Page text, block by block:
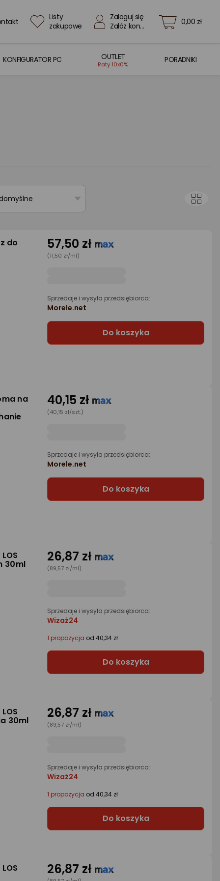
Listy
zakupowe
Zaloguj się
Załóż konto
0,00 zł
KONFIGURATOR PC OUTLET
Raty 10x0%
PORADNIKI
do 57,50 zł
(11,50 zł/ml)
Sprzedaje i wysyła przedsiębiorca:
Morele.net
Do koszyka
na 40,15 zł
(40,15 zł/szt.)
Sprzedaje i wysyła przedsiębiorca:
Morele.net
Do koszyka
30ml 26,87 zł
(89,57 zł/ml)
Sprzedaje i wysyła przedsiębiorca:
Wizaż24
1 propozycja od 40,34 zł
Do koszyka
30ml 26,87 zł
(89,57 zł/ml)
Sprzedaje i wysyła przedsiębiorca:
Wizaż24
1 propozycja od 40,34 zł
Do koszyka
26,87 zł